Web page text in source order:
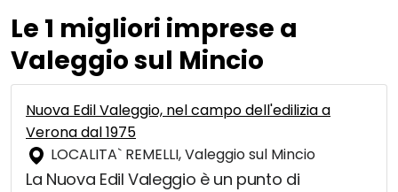
Le 1 migliori imprese a
Valeggio sul Mincio
Nuova Edil Valeggio, nel campo dell'edilizia a
Verona dal 1975
LOCALITA` REMELLI, Valeggio sul Mincio
La Nuova Edil Valeggio è un punto di